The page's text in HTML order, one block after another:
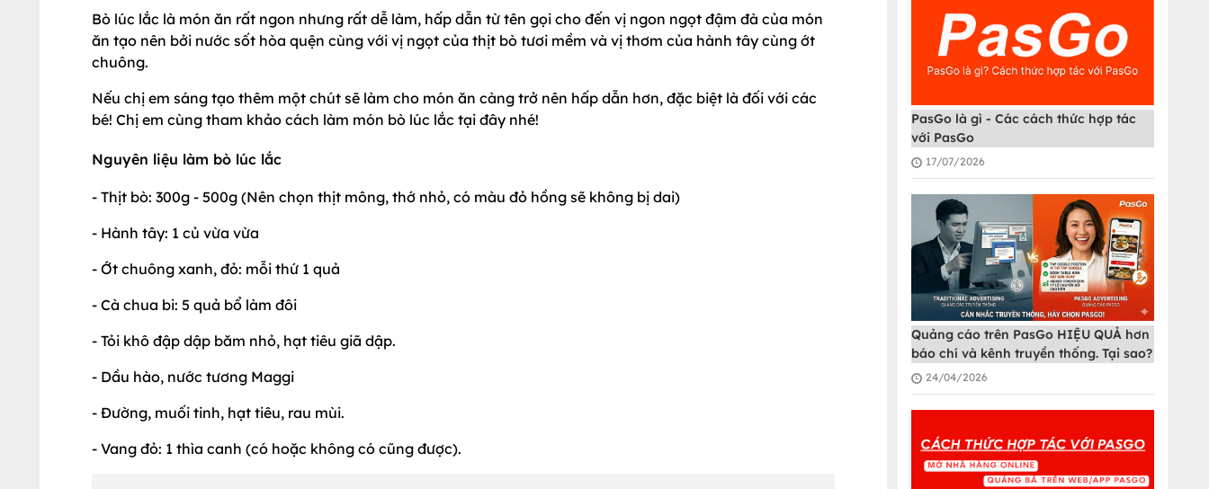
Bò lúc lắc là món ăn rất ngon nhưng rất dễ làm, hấp dẫn từ tên gọi cho đến vị ngon ngọt đậm đà của món
ăn tạo nên bởi nước sốt hòa quện cùng với vị ngọt của thịt bò tươi mềm và vị thơm của hành tây cùng ớt
chuông.
Nếu chị em sáng tạo thêm một chút sẽ làm cho món ăn càng trở nên hấp dẫn hơn, đặc biệt là đối với các
bé! Chị em cùng tham khảo cách làm món bò lúc lắc tại đây nhé!
Nguyên liệu làm bò lúc lắc
- Thịt bò: 300g - 500g (Nên chọn thịt mông, thớ nhỏ, có màu đỏ hồng sẽ không bị dai)
- Hành tây: 1 củ vừa vừa
- Ớt chuông xanh, đỏ: mỗi thứ 1 quả
- Cà chua bi: 5 quả bổ làm đôi
- Tỏi khô đập dập băm nhỏ, hạt tiêu giã dập.
- Dầu hào, nước tương Maggi
- Đường, muối tinh, hạt tiêu, rau mùi.
- Vang đỏ: 1 thìa canh (có hoặc không có cũng được).
PasGo là gì - Các cách thức hợp tác
với PasGo
17/07/2026
Quảng cáo trên PasGo HIỆU QUẢ hơn
báo chí và kênh truyền thống. Tại sao?
24/04/2026